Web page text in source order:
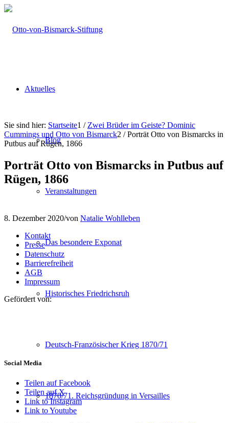
Aktuelles
Blog
Veranstaltungen
Das besondere Exponat
Historisches Friedrichsruh
Deutsch-Französischer Krieg 1870/71
1870/71. Reichsgründung in Versailles
Sie sind hier: Startseite1 / Zwei Brüder im Geiste? Dominic
Cummings und Otto von Bismarck2 / Porträt Otto von Bismarcks in
Putbus auf Rügen, 1866
Porträt Otto von Bismarcks in Putbus auf
Rügen, 1866
8. Dezember 2020/von Natalie Wohlleben
Kontakt
Presse
Datenschutz
Barrierefreiheit
AGB
Impressum
Gefördert von:
Social Media
Teilen auf Facebook
Teilen auf X
Link to Instagram
Link to Youtube